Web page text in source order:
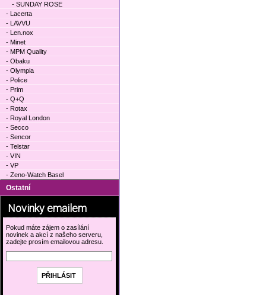
- SUNDAY ROSE
- Lacerta
- LAVVU
- Len.nox
- Minet
- MPM Quality
- Obaku
- Olympia
- Police
- Prim
- Q+Q
- Rotax
- Royal London
- Secco
- Sencor
- Telstar
- VIN
- VP
- Zeno-Watch Basel
Ostatní
Novinky emailem
Pokud máte zájem o zasílání
novinek a akcí z našeho serveru,
zadejte prosím emailovou adresu.